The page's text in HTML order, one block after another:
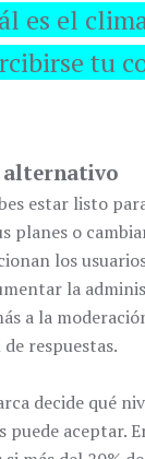
es el
tu
alternativo
estar listo
planes o
los
la
a la
respuestas.
decide qué
aceptar.